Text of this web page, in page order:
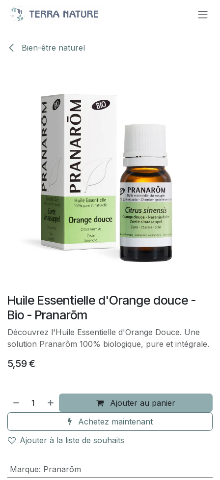
Se rendre au contenu
Bien-être naturel
Huile Essentielle d'Orange douce -
Bio - Pranarōm
Découvrez l'Huile Essentielle d'Orange Douce. Une
solution Pranarôm 100% biologique, pure et intégrale.
5,59€
Ajouter au panier
Achetez maintenant
Ajouter à la liste de souhaits
Marque: Pranarōm